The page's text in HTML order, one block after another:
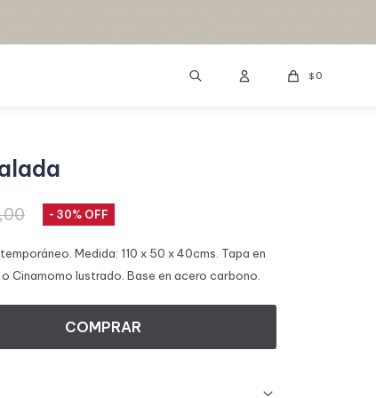
$ 0
30
Medida: 110 x 50 x 40cms. Tapa en
Cinamomo lustrado. Base en acero carbono.
COMPRAR